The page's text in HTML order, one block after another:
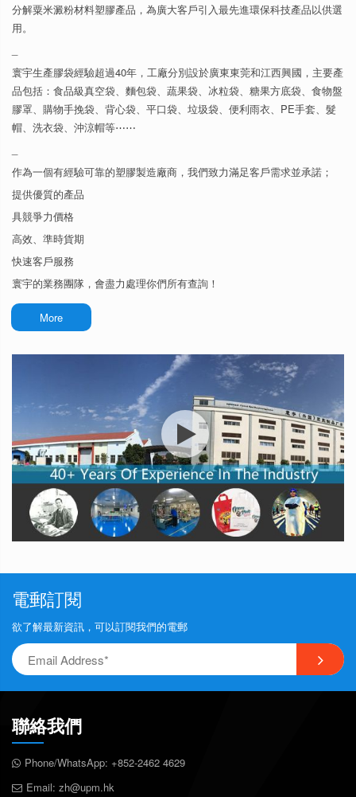
分解粟米澱粉材料塑膠產品，為廣大客戶引入最先進環保科技產品以供選
用。
寰宇生產膠袋經驗超過40年，工廠分別設於廣東東莞和江西興國，主要產
品包括：食品級真空袋、麵包袋、蔬果袋、冰粒袋、糖果方底袋、食物盤
膠罩、購物手挽袋、背心袋、平口袋、垃圾袋、便利雨衣、PE手套、髮
帽、洗衣袋、沖涼帽等⋯⋯
作為一個有經驗可靠的塑膠製造廠商，我們致力滿足客戶需求並承諾；
提供優質的產品
具競爭力價格
高效、準時貨期
快速客戶服務
寰宇的業務團隊，會盡力處理你們所有查詢！
More
電郵訂閱
欲了解最新資訊，可以訂閱我們的電郵
聯絡我們
Phone/WhatsApp: +852-2462 4629
Email: zh@upm.hk